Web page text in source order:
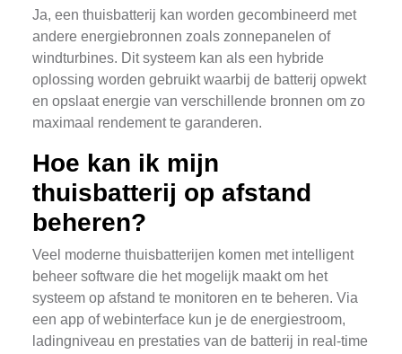
Ja, een thuisbatterij kan worden gecombineerd met
andere energiebronnen zoals zonnepanelen of
windturbines. Dit systeem kan als een hybride
oplossing worden gebruikt waarbij de batterij opwekt
en opslaat energie van verschillende bronnen om zo
maximaal rendement te garanderen.
Hoe kan ik mijn
thuisbatterij op afstand
beheren?
Veel moderne thuisbatterijen komen met intelligent
beheer software die het mogelijk maakt om het
systeem op afstand te monitoren en te beheren. Via
een app of webinterface kun je de energiestroom,
ladingniveau en prestaties van de batterij in real-time